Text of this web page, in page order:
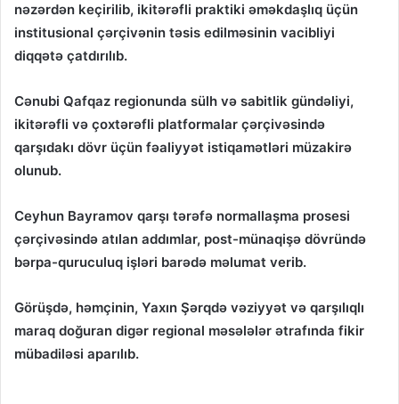
nəzərdən keçirilib, ikitərəfli praktiki əməkdaşlıq üçün
institusional çərçivənin təsis edilməsinin vacibliyi
diqqətə çatdırılıb.
Cənubi Qafqaz regionunda sülh və sabitlik gündəliyi,
ikitərəfli və çoxtərəfli platformalar çərçivəsində
qarşıdakı dövr üçün fəaliyyət istiqamətləri müzakirə
olunub.
Ceyhun Bayramov qarşı tərəfə normallaşma prosesi
çərçivəsində atılan addımlar, post-münaqişə dövründə
bərpa-quruculuq işləri barədə məlumat verib.
Görüşdə, həmçinin, Yaxın Şərqdə vəziyyət və qarşılıqlı
maraq doğuran digər regional məsələlər ətrafında fikir
mübadiləsi aparılıb.